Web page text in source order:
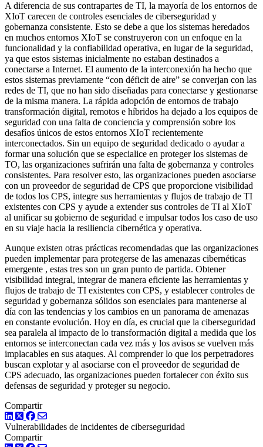
A diferencia de sus contrapartes de TI, la mayoría de los entornos de
XIoT carecen de controles esenciales de ciberseguridad y
gobernanza consistente. Esto se debe a que los sistemas heredados
en muchos entornos XIoT se construyeron con un enfoque en la
funcionalidad y la confiabilidad operativa, en lugar de la seguridad,
ya que estos sistemas inicialmente no estaban destinados a
conectarse a Internet. El aumento de la interconexión ha hecho que
estos sistemas previamente “con déficit de aire” se converjan con las
redes de TI, que no han sido diseñadas para conectarse y gestionarse
de la misma manera. La rápida adopción de entornos de trabajo
transformación digital, remotos e híbridos ha dejado a los equipos de
seguridad con una falta de conciencia y comprensión sobre los
desafíos únicos de estos entornos XIoT recientemente
interconectados. Sin un equipo de seguridad dedicado o ayudar a
formar una solución que se especialice en proteger los sistemas de
TO, las organizaciones sufrirán una falta de gobernanza y controles
consistentes. Para resolver esto, las organizaciones pueden asociarse
con un proveedor de seguridad de CPS que proporcione visibilidad
de todos los CPS, integre sus herramientas y flujos de trabajo de TI
existentes con CPS y ayude a extender sus controles de TI al XIoT
al unificar su gobierno de seguridad e impulsar todos los caso de uso
en su viaje hacia la resiliencia cibernética y operativa.
Aunque existen otras prácticas recomendadas que las organizaciones
pueden implementar para protegerse de las amenazas cibernéticas
emergente , estas tres son un gran punto de partida. Obtener
visibilidad integral, integrar de manera eficiente las herramientas y
flujos de trabajo de TI existentes con CPS, y establecer controles de
seguridad y gobernanza sólidos son esenciales para mantenerse al
día con las tendencias y los cambios en un panorama de amenazas
en constante evolución. Hoy en día, es crucial que la ciberseguridad
sea paralela al impacto de lo transformación digital a medida que los
entornos se interconectan cada vez más y los avisos se vuelven más
implacables en sus ataques. Al comprender lo que los perpetradores
buscan explotar y al asociarse con el proveedor de seguridad de
CPS adecuado, las organizaciones pueden fortalecer con éxito sus
defensas de seguridad y proteger su negocio.
Compartir
LinkedIn
TwitterFacebook
Vulnerabilidades de incidentes de ciberseguridad
Compartir